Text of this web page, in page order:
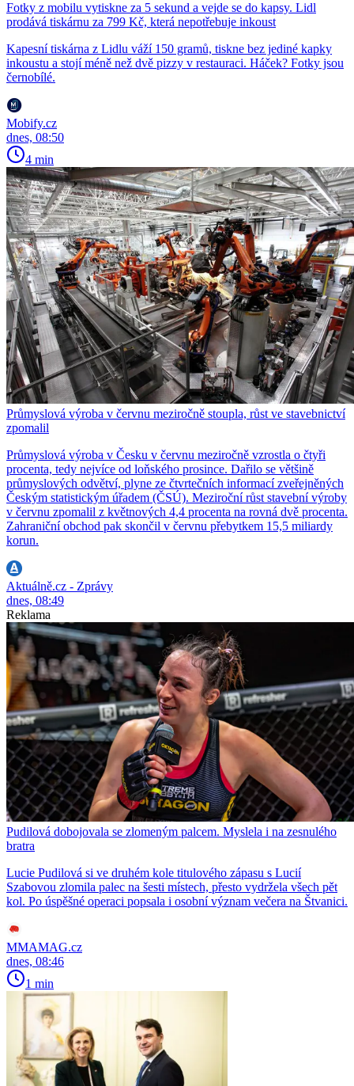
Fotky z mobilu vytiskne za 5 sekund a vejde se do kapsy. Lidl
prodává tiskárnu za 799 Kč, která nepotřebuje inkoust
Kapesní tiskárna z Lidlu váží 150 gramů, tiskne bez jediné kapky
inkoustu a stojí méně než dvě pizzy v restauraci. Háček? Fotky jsou
černobílé.
Mobify.cz
dnes, 08:50
4 min
Průmyslová výroba v červnu meziročně stoupla, růst ve stavebnictví
zpomalil
Průmyslová výroba v Česku v červnu meziročně vzrostla o čtyři
procenta, tedy nejvíce od loňského prosince. Dařilo se většině
průmyslových odvětví, plyne ze čtvrtečních informací zveřejněných
Českým statistickým úřadem (ČSÚ). Meziroční růst stavební výroby
v červnu zpomalil z květnových 4,4 procenta na rovná dvě procenta.
Zahraniční obchod pak skončil v červnu přebytkem 15,5 miliardy
korun.
Aktuálně.cz - Zprávy
dnes, 08:49
Reklama
Pudilová dobojovala se zlomeným palcem. Myslela i na zesnulého
bratra
Lucie Pudilová si ve druhém kole titulového zápasu s Lucií
Szabovou zlomila palec na šesti místech, přesto vydržela všech pět
kol. Po úspěšné operaci popsala i osobní význam večera na Štvanici.
MMAMAG.cz
dnes, 08:46
1 min